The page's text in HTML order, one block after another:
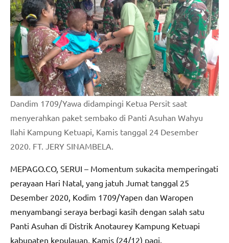
Dandim 1709/Yawa didampingi Ketua Persit saat
menyerahkan paket sembako di Panti Asuhan Wahyu
Ilahi Kampung Ketuapi, Kamis tanggal 24 Desember
2020. FT. JERY SINAMBELA.
MEPAGO.CO, SERUI – Momentum sukacita memperingati
perayaan Hari Natal, yang jatuh Jumat tanggal 25
Desember 2020, Kodim 1709/Yapen dan Waropen
menyambangi seraya berbagi kasih dengan salah satu
Panti Asuhan di Distrik Anotaurey Kampung Ketuapi
kabupaten kepulauan, Kamis (24/12) pagi.